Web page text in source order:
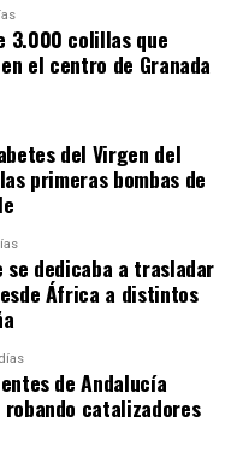
3.000 colillas que
el centro de Granada
del Virgen del
primeras bombas de
se dedicaba a trasladar
África a distintos
de Andalucía
catalizadores